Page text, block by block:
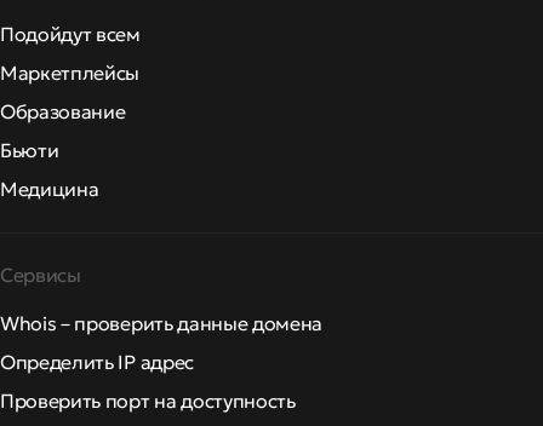
Подойдут всем
Маркетплейсы
Образование
Бьюти
Медицина
Сервисы
Whois – проверить данные домена
Определить IP адрес
Проверить порт на доступность